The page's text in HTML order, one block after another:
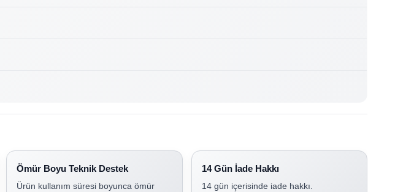
Ömür Boyu Teknik Destek
Ürün kullanım süresi boyunca ömür
14 Gün İade Hakkı
14 gün içerisinde iade hakkı.